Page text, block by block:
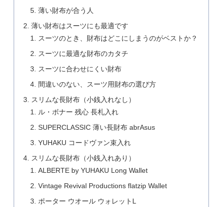
薄い財布が合う人
薄い財布はスーツにも最適です
スーツのとき、財布はどこにしまうのがベストか？
スーツに最適な財布のカタチ
スーツに合わせにくい財布
間違いのない、スーツ用財布の選び方
スリムな長財布（小銭入れなし）
ル・ボナー 残心 長札入れ
SUPERCLASSIC 薄い長財布 abrAsus
YUHAKU コードヴァン束入れ
スリムな長財布（小銭入れあり）
ALBERTE by YUHAKU Long Wallet
Vintage Revival Productions flatzip Wallet
ポーター ウオール ウォレットL